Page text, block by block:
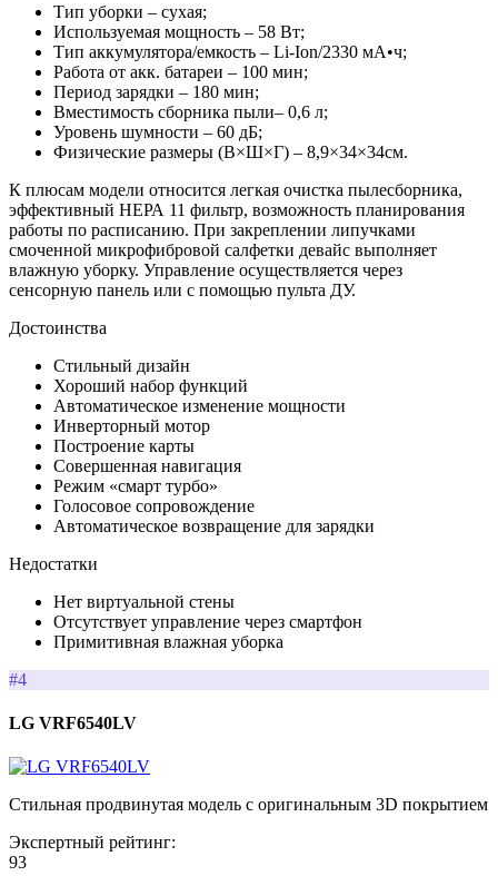
Тип уборки – сухая;
Используемая мощность – 58 Вт;
Тип аккумулятора/емкость – Li-Ion/2330 мА•ч;
Работа от акк. батареи – 100 мин;
Период зарядки – 180 мин;
Вместимость сборника пыли– 0,6 л;
Уровень шумности – 60 дБ;
Физические размеры (В×Ш×Г) – 8,9×34×34см.
К плюсам модели относится легкая очистка пылесборника,
эффективный НЕРА 11 фильтр, возможность планирования
работы по расписанию. При закреплении липучками
смоченной микрофибровой салфетки девайс выполняет
влажную уборку. Управление осуществляется через
сенсорную панель или с помощью пульта ДУ.
Достоинства
Стильный дизайн
Хороший набор функций
Автоматическое изменение мощности
Инверторный мотор
Построение карты
Совершенная навигация
Режим «смарт турбо»
Голосовое сопровождение
Автоматическое возвращение для зарядки
Недостатки
Нет виртуальной стены
Отсутствует управление через смартфон
Примитивная влажная уборка
#4
LG VRF6540LV
Стильная продвинутая модель с оригинальным 3D покрытием
Экспертный рейтинг:
93